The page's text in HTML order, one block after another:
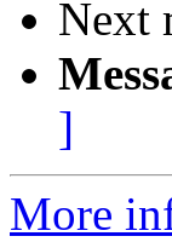
Next
]
More